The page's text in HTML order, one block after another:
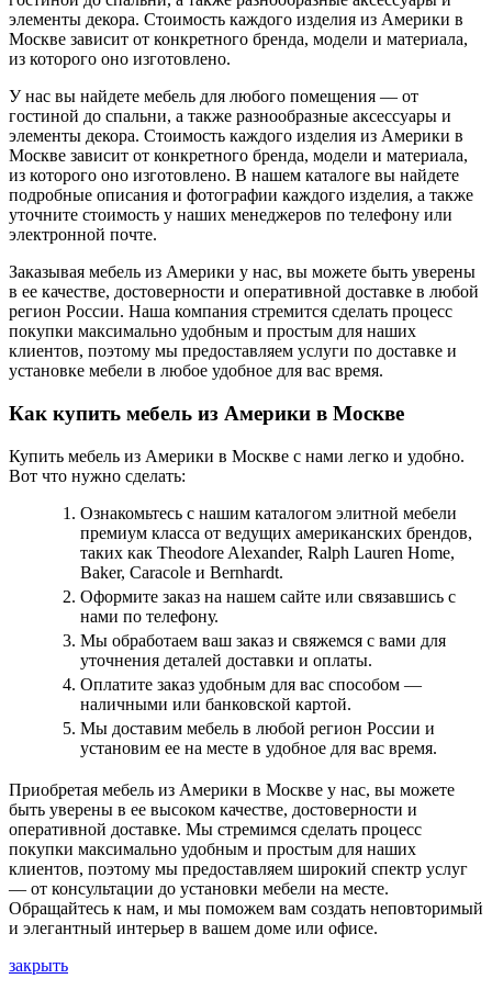
элементы декора. Стоимость каждого изделия из Америки в
Москве зависит от конкретного бренда, модели и материала,
из которого оно изготовлено.
У нас вы найдете мебель для любого помещения — от
гостиной до спальни, а также разнообразные аксессуары и
элементы декора. Стоимость каждого изделия из Америки в
Москве зависит от конкретного бренда, модели и материала,
из которого оно изготовлено. В нашем каталоге вы найдете
подробные описания и фотографии каждого изделия, а также
уточните стоимость у наших менеджеров по телефону или
электронной почте.
Заказывая мебель из Америки у нас, вы можете быть уверены
в ее качестве, достоверности и оперативной доставке в любой
регион России. Наша компания стремится сделать процесс
покупки максимально удобным и простым для наших
клиентов, поэтому мы предоставляем услуги по доставке и
установке мебели в любое удобное для вас время.
Как купить мебель из Америки в Москве
Купить мебель из Америки в Москве с нами легко и удобно.
Вот что нужно сделать:
Ознакомьтесь с нашим каталогом элитной мебели
премиум класса от ведущих американских брендов,
таких как Theodore Alexander, Ralph Lauren Home,
Baker, Caracole и Bernhardt.
Оформите заказ на нашем сайте или связавшись с
нами по телефону.
Мы обработаем ваш заказ и свяжемся с вами для
уточнения деталей доставки и оплаты.
Оплатите заказ удобным для вас способом —
наличными или банковской картой.
Мы доставим мебель в любой регион России и
установим ее на месте в удобное для вас время.
Приобретая мебель из Америки в Москве у нас, вы можете
быть уверены в ее высоком качестве, достоверности и
оперативной доставке. Мы стремимся сделать процесс
покупки максимально удобным и простым для наших
клиентов, поэтому мы предоставляем широкий спектр услуг
— от консультации до установки мебели на месте.
Обращайтесь к нам, и мы поможем вам создать неповторимый
и элегантный интерьер в вашем доме или офисе.
закрыть